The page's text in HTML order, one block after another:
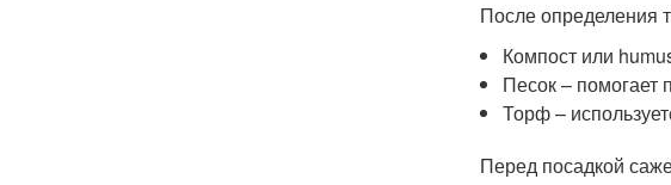
После определения
Компост или
Песок – помогает
Торф –
Перед посадкой